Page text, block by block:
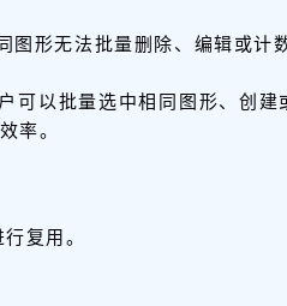
图形无法批量删除、编辑或计
可以批量选中相同图形、创建
率。
复用。